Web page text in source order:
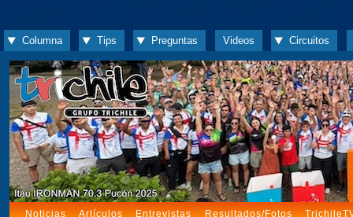
Columna Tips Preguntas Videos Circuitos
Noticias Artículos Entrevistas Resultados/Fotos